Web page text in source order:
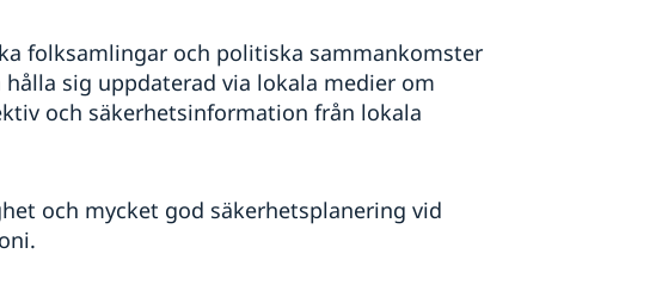
folksamlingar och politiska sammankomster
sig uppdaterad via lokala medier om
och säkerhetsinformation från lokala
och mycket god säkerhetsplanering vid